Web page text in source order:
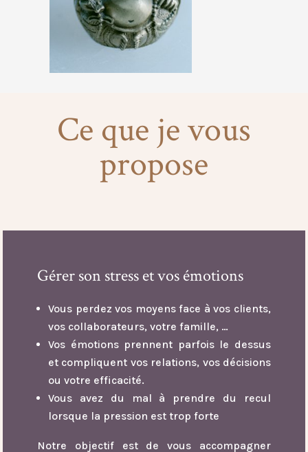
Ce que je vous
propose
Gérer son stress et vos émotions
Vous perdez vos moyens face à vos clients,
vos collaborateurs, votre famille, …
Vos émotions prennent parfois le dessus
et compliquent vos relations, vos décisions
ou votre efficacité.
Vous avez du mal à prendre du recul
lorsque la pression est trop forte
Notre objectif est de vous accompagner